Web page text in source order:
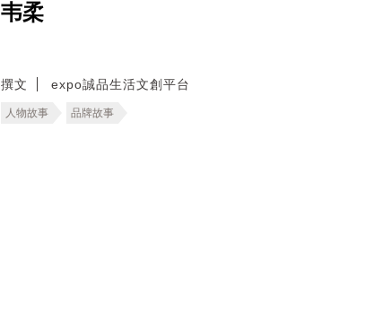
韦柔
撰文 expo誠品生活文創平台
人物故事 品牌故事